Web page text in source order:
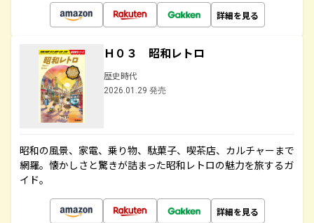
詳細を見る
Ｈ０３ 昭和レトロ
歴史時代
2026.01.29 発売
昭和の風景、家電、乗り物、駄菓子、喫茶店、カルチャーまで
網羅。懐かしさと驚きが詰まった昭和レトロの魅力を旅するガ
イド。
詳細を見る